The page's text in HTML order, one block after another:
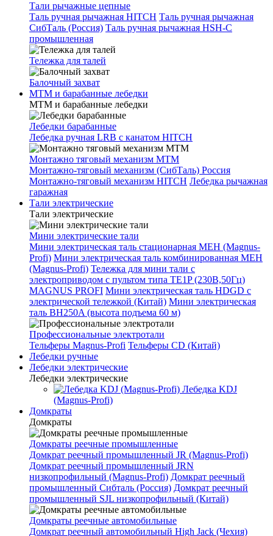
Тали рычажные цепные
Таль ручная рычажная HITCH Таль ручная рычажная
СибТаль (Россия) Таль ручная рычажная HSH-C
промышленная
Тележка для талей
Балочный захват
МТМ и барабанные лебедки
МТМ и барабанные лебедки
Лебедки барабанные
Лебедка ручная LRB с канатом HITCH
Монтажно тяговый механизм МТМ
Монтажно-тяговый механизм (СибТаль) Россия
Монтажно-тяговый механизм HITCH Лебедка рычажная
гаражная
Тали электрические
Тали электрические
Мини электрические тали
Мини электрическая таль стационарная МЕН (Magnus-
Profi) Мини электрическая таль комбинированная МЕН
(Magnus-Profi) Тележка для мини тали с
электроприводом с пультом типа TE1P (230В,50Гц)
MAGNUS PROFI Мини электрическая таль HDGD с
электрической тележкой (Китай) Мини электрическая
таль BH250A (высота подъема 60 м)
Профессиональные электротали
Тельферы Magnus-Profi Тельферы CD (Китай)
Лебедки ручные
Лебедки электрические
Лебедки электрические
Лебедка KDJ
(Magnus-Profi)
Домкраты
Домкраты
Домкраты реечные промышленные
Домкрат реечный промышленный JR (Magnus-Profi)
Домкрат реечный промышленный JRN
низкопрофильный (Magnus-Profi) Домкрат реечный
промышленный Сибталь (Россия) Домкрат реечный
промышленный SJL низкопрофильный (Китай)
Домкраты реечные автомобильные
Домкрат реечный автомобильный High Jack (Чехия)